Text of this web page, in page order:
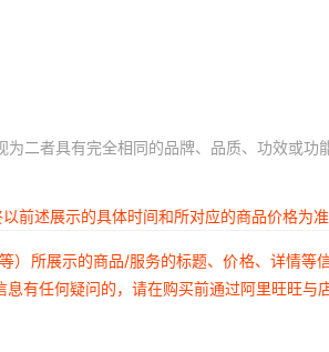
二者具有完全相同的品牌、品质、功效或功能
前述展示的具体时间和所对应的商品价格为准
所展示的商品/服务的标题、价格、详情
有任何疑问的，请在购买前通过阿里旺旺